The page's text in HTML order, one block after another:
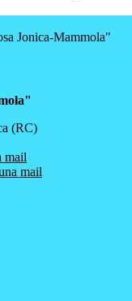
Jonica-Mammola"
(RC)
mail
mail